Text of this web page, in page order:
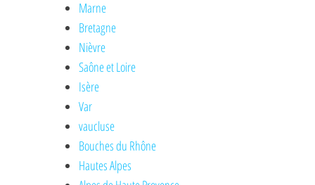
Marne
Bretagne
Nièvre
Saône et Loire
Isère
Var
vaucluse
Bouches du Rhône
Hautes Alpes